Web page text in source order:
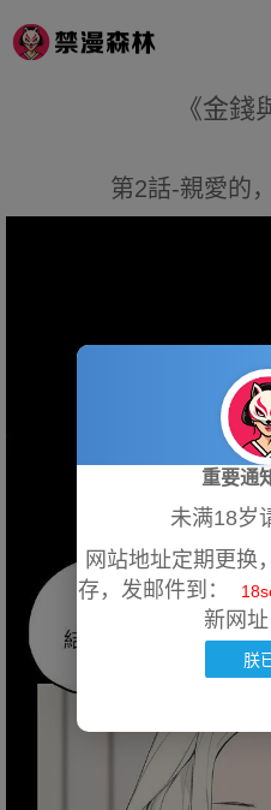
《金錢
第2話-親愛的
重要通
未满18岁
网站地址定期更换
存，发邮件到：
新网址
朕